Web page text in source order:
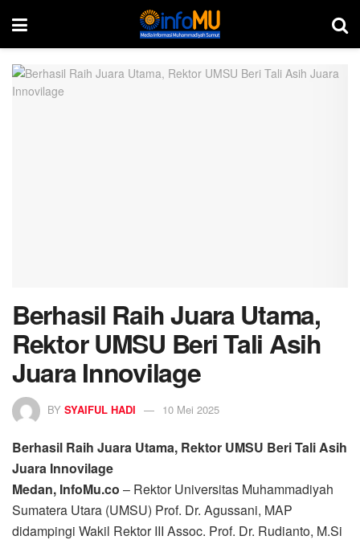
Berhasil Raih Juara Utama,
Rektor UMSU Beri Tali Asih
Juara Innovilage
BY SYAIFUL HADI 10 Mei 2025
Berhasil Raih Juara Utama, Rektor UMSU Beri Tali Asih
Juara Innovilage
Medan, InfoMu.co – Rektor Universitas Muhammadiyah
Sumatera Utara (UMSU) Prof. Dr. Agussani, MAP
didampingi Wakil Rektor III Assoc. Prof. Dr. Rudianto, M.Si